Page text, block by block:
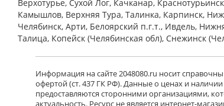
Верхотурье, Сухой Лог, Качканар,
Камышлов, Верхняя Тура, Талинка, Карпинск,
Челябинск, Арти, Белоярский п.г.т., Ивдель,
Талица, Копейск (Челябинская обл), Снежинск
Информация на сайте 2048080.ru носит
офертой (ст. 437 ГК РФ). Данные о ценах и наличии
предоставляются сторонними организациями,
актуальность. Ресурс не является интернет-